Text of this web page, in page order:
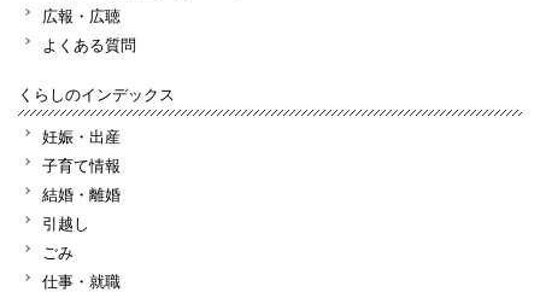
広報・広聴
よくある質問
くらしのインデックス
妊娠・出産
子育て情報
結婚・離婚
引越し
ごみ
仕事・就職